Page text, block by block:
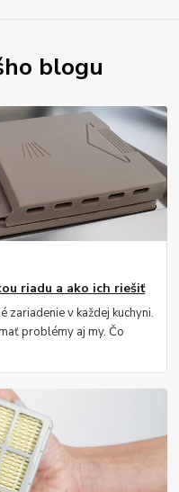
blogu
riadu a ako ich riešiť
zariadenie v každej kuchyni.
problémy aj my. Čo